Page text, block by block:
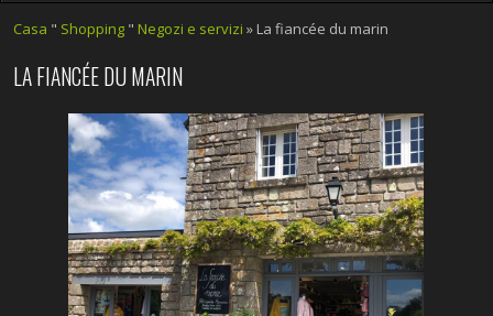
Casa " Shopping " Negozi e servizi » La fiancée du marin
LA FIANCÉE DU MARIN